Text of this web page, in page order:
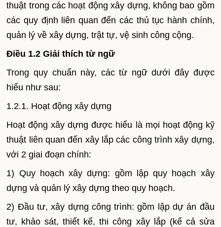
thuật trong các hoạt động xây dựng, không bao gồm
các quy định liên quan đến các thủ tục hành chính,
quản lý về xây dựng, trật tự, vệ sinh công cộng.
Điều 1.2 Giải thích từ ngữ
Trong quy chuẩn này, các từ ngữ dưới đây được
hiểu như sau:
1.2.1. Hoạt động xây dựng
Hoạt động xây dựng được hiểu là mọi hoạt động kỹ
thuật liên quan đến xây lắp các công trình xây dựng,
với 2 giai đoạn chính:
1) Quy hoạch xây dựng: gồm lập quy hoạch xây
dựng và quản lý xây dựng theo quy hoạch.
2) Đầu tư, xây dựng công trình: gồm lập dự án đầu
tư, khảo sát, thiết kế, thi công xây lắp (kể cả sửa